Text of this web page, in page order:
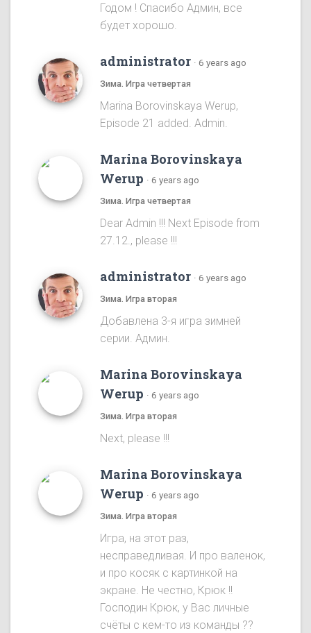
Годом ! Спасибо Админ, все
будет хорошо.
administrator · 6 years ago
Зима. Игра четвертая
Marina Borovinskaya Werup,
Episode 21 added. Admin.
Marina Borovinskaya
Werup · 6 years ago
Зима. Игра четвертая
Dear Admin !!! Next Episode from
27.12., please !!!
administrator · 6 years ago
Зима. Игра вторая
Добавлена 3-я игра зимней
серии. Админ.
Marina Borovinskaya
Werup · 6 years ago
Зима. Игра вторая
Next, please !!!
Marina Borovinskaya
Werup · 6 years ago
Зима. Игра вторая
Игра, на этот раз,
несправедливая. И про валенок,
и про косяк с картинкой на
экране. Не честно, Крюк !!
Господин Крюк, у Вас личные
счёты с кем-то из команды ??